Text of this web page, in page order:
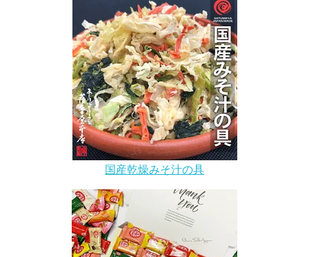
国産乾燥みそ汁の具